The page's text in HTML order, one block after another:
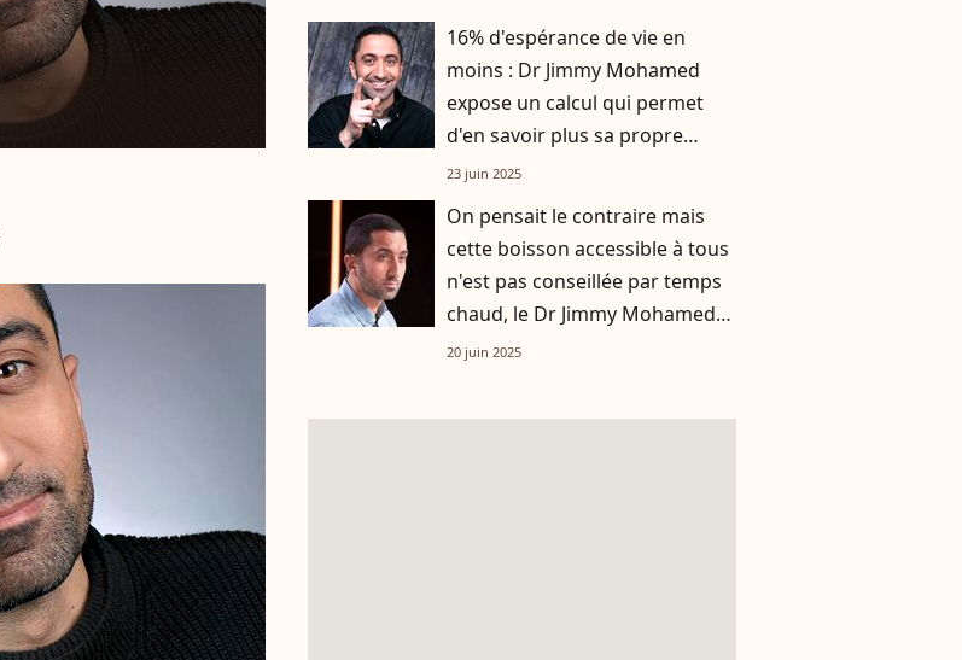
16% d'espérance de vie en
moins : Dr Jimmy Mohamed
expose un calcul qui permet
d'en savoir plus sa propre
longévité
23 juin 2025
On pensait le contraire mais
cette boisson accessible à tous
n'est pas conseillée par temps
chaud, le Dr Jimmy Mohamed
est formel
20 juin 2025